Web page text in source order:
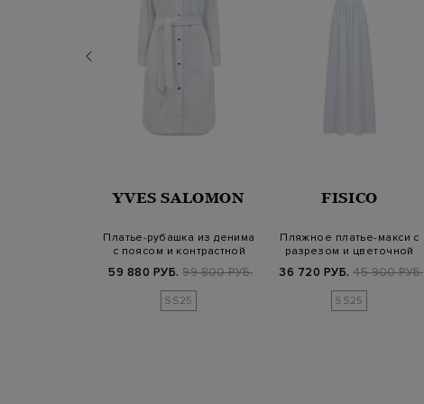
YVES SALOMON
Платье-рубашка из денима
с поясом и контрастной
59 880 РУБ. 99 800 РУБ.
SS25
FISICO
Пляжное платье-макси с
разрезом и цветочной
36 720 РУБ. 45 900 РУБ.
SS25